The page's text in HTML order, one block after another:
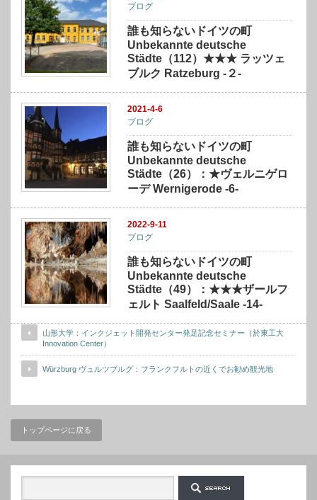
ブログ
誰も知らないドイツの町
Unbekannte deutsche
Städte（112）★★★ ラッツェ
ブルク Ratzeburg -２-
2021-4-6
ブログ
誰も知らないドイツの町
Unbekannte deutsche
Städte（26）：★ヴェルニゲロ
ーデ Wernigerode -6-
2022-9-11
ブログ
誰も知らないドイツの町
Unbekannte deutsche
Städte（49）：★★★ザールフ
ェルト Saalfeld/Saale -14-
山形大学：インクジェット開発センター発足記念セミナー（於東工大
Innovation Center）
Würzburg ヴュルツブルグ：フランクフルトの近くでお勧め観光地
トップページに戻る